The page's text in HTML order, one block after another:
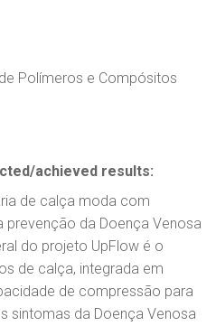
Polímeros e Compósitos
achieved results:
de calça moda com
da Doença Venosa
do projeto UpFlow é o
de calça, integrada em
de compressão para
sintomas da Doença Venosa